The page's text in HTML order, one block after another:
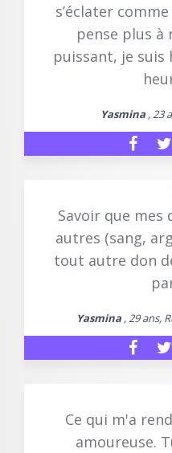
s’éclater
pense plus à
puissant, je suis
Yasmina, 23
Savoir que mes
autres (sang,
tout autre don
Yasmina , 29 ans,
Ce qui m'a
amoureuse.